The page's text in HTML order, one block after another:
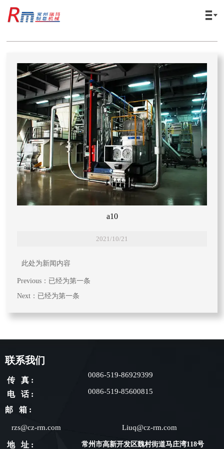

a10
2021/10/21
此处为新闻内容
Previous：已经为第一条
Next：已经为第一条
联系我们
传 真 :
0086-519-86929399
电 话 : 0086-519-85600815
邮 箱 :
rzs@cz-rm.com Liuq@cz-rm.com
地 址 : 常州市高新开发区魏村街道马庄湾118号